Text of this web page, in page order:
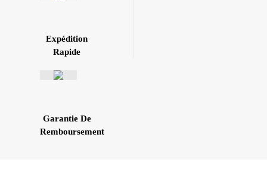
Expédition
Rapide
Garantie De
Remboursement